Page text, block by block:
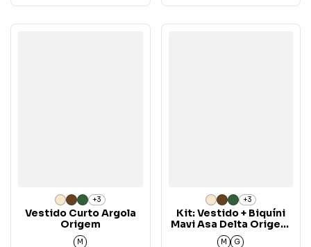
+3
Vestido Curto Argola
Origem
M
+3
Kit: Vestido + Biquíni
Mavi Asa Delta Origem
(3 peças)
M G